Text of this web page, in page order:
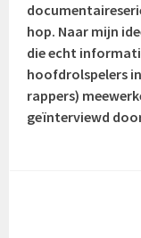
hop. Naar mijn
die echt
hoofdrolspelers
rappers)
geïnterviewd